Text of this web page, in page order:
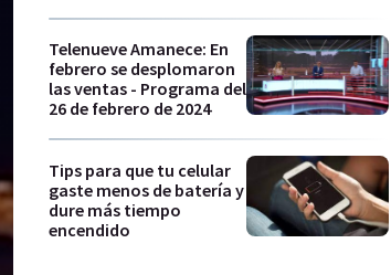
Telenueve Amanece: En
febrero se desplomaron
las ventas - Programa del
26 de febrero de 2024
Tips para que tu celular
gaste menos de batería y
dure más tiempo
encendido